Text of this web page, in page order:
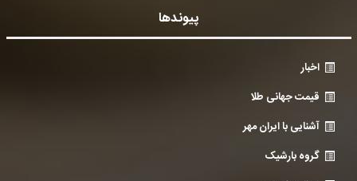
پیوندها
اخبار
قیمت جهانی طلا
آشنایی با ایران مهر
گروه بارشیک